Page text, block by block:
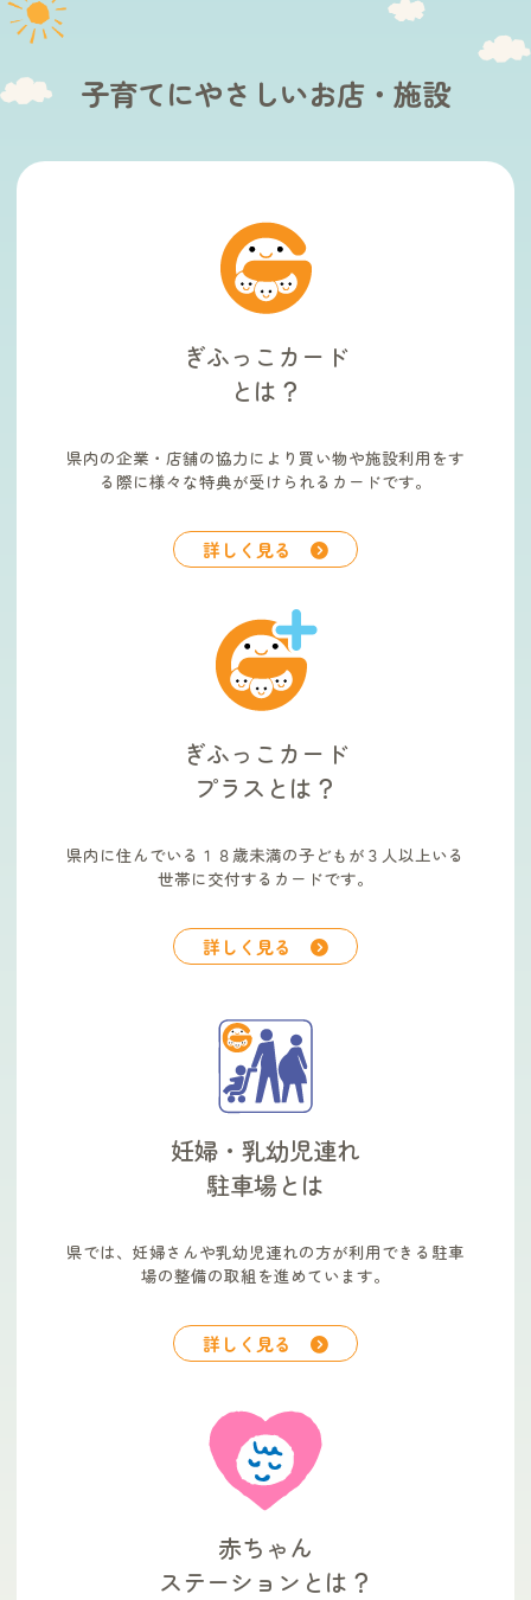
子育てにやさしいお店・施設
ぎふっこカード
とは？
県内の企業・店舗の協力により買い物や施設利用をす
る際に様々な特典が受けられるカードです。
詳しく見る
ぎふっこカード
プラスとは？
県内に住んでいる１８歳未満の子どもが３人以上いる
世帯に交付するカードです。
詳しく見る
妊婦・乳幼児連れ
駐車場とは
県では、妊婦さんや乳幼児連れの方が利用できる駐車
場の整備の取組を進めています。
詳しく見る
赤ちゃん
ステーションとは？